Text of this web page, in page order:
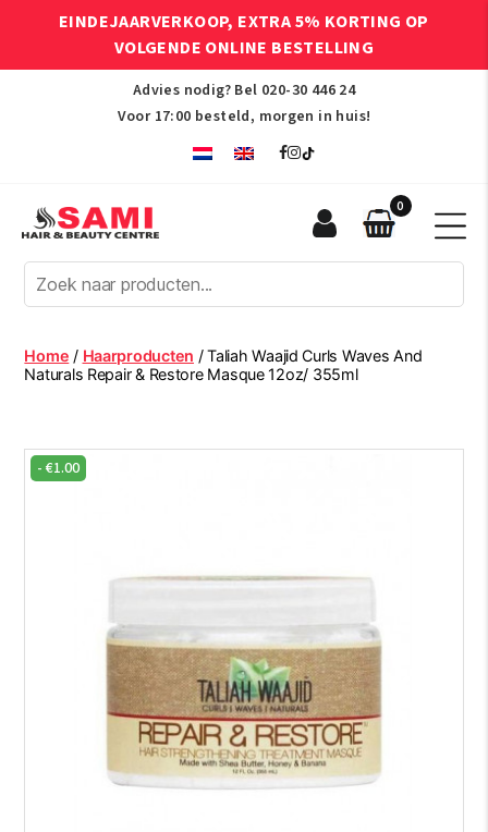
EINDEJAARVERKOOP, EXTRA 5% KORTING OP
VOLGENDE ONLINE BESTELLING
Advies nodig? Bel 020-30 446 24
Voor 17:00 besteld, morgen in huis!
Afro
Hair
Beauty
Centre
0
Home / Haarproducten / Taliah Waajid Curls Waves And
Naturals Repair & Restore Masque 12oz/ 355ml
-€1.00